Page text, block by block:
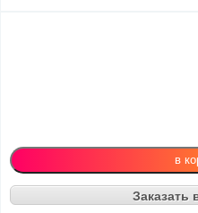
Заказать